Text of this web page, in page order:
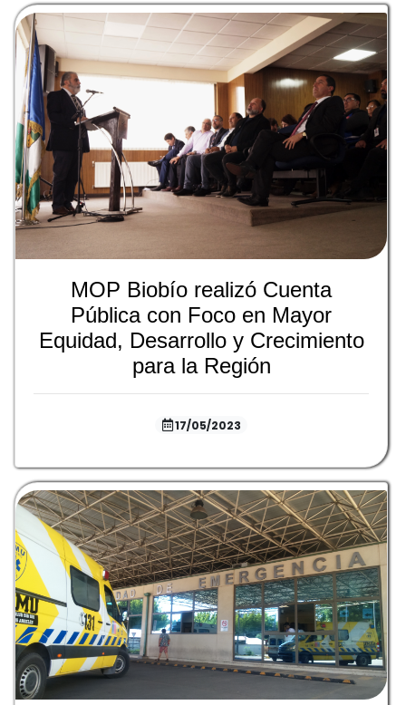
MOP Biobío realizó Cuenta
Pública con Foco en Mayor
Equidad, Desarrollo y Crecimiento
para la Región
17/05/2023